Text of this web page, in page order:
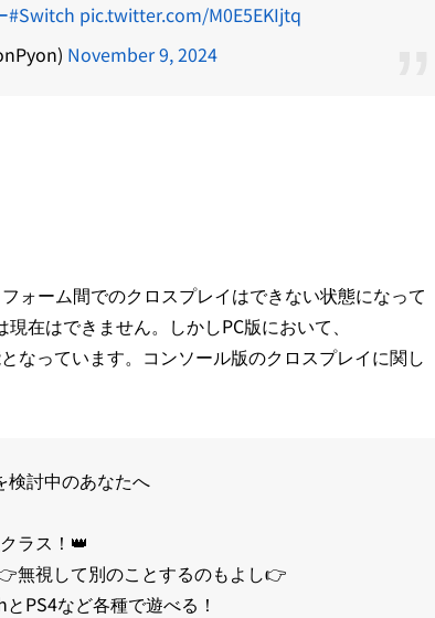
#Switch pic.twitter.com/M0E5EKIjtq
November 9, 2024
ォーム間でのクロスプレイはできない状態になって
在はできません。しかしPC版において、
っています。コンソール版のクロスプレイに関し
検討中のあなたへ
ラス！👑
無視して別のことするのもよし👉
PS4など各種で遊べる！